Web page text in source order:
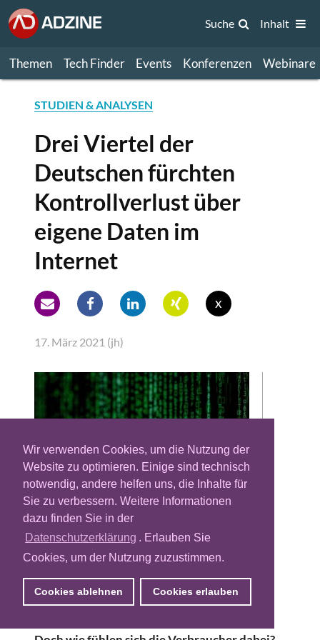
Wir verwenden Cookies, um die Nutzung der
Website zu optimieren. Einige sind technisch
notwendig, andere helfen uns, die Inhalte für
Sie zu verbessern. Weitere Informationen
dazu finden Sie in der
Datenschutzerklärung . Erlauben Sie
Cookies, um der Nutzung zuzustimmen.
Cookies ablehnen Cookies erlauben
Themen Tech Finder Events Konferenzen Webinare
Suche Inhalt
STUDIEN & ANALYSEN
Drei Viertel der
Deutschen fürchten
Kontrollverlust über
eigene Daten im
Internet
x
17. März 2021 (jh)
Werbetreibende benötigen Daten für die
gezielte Ansprache von Verbrauchern im
Netz. Allerdings wird dies durch
Datenschutzverordnungen und restriktive
Maßnahmen von Browser-Anbietern wie